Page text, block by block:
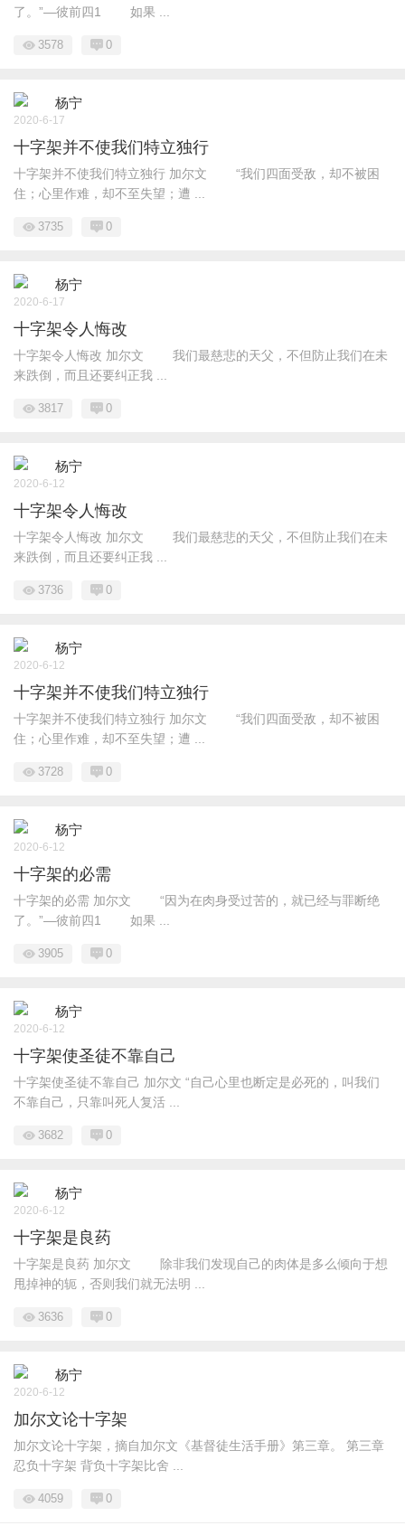
了。”—彼前四1 如果 ...
3578 0
杨宁
2020-6-17
十字架并不使我们特立独行
十字架并不使我们特立独行 加尔文 “我们四面受敌，却不被困
住；心里作难，却不至失望；遭 ...
3735 0
杨宁
2020-6-17
十字架令人悔改
十字架令人悔改 加尔文 我们最慈悲的天父，不但防止我们在未
来跌倒，而且还要纠正我 ...
3817 0
杨宁
2020-6-12
十字架令人悔改
十字架令人悔改 加尔文 我们最慈悲的天父，不但防止我们在未
来跌倒，而且还要纠正我 ...
3736 0
杨宁
2020-6-12
十字架并不使我们特立独行
十字架并不使我们特立独行 加尔文 “我们四面受敌，却不被困
住；心里作难，却不至失望；遭 ...
3728 0
杨宁
2020-6-12
十字架的必需
十字架的必需 加尔文 “因为在肉身受过苦的，就已经与罪断绝
了。”—彼前四1 如果 ...
3905 0
杨宁
2020-6-12
十字架使圣徒不靠自己
十字架使圣徒不靠自己 加尔文 “自己心里也断定是必死的，叫我们
不靠自己，只靠叫死人复活 ...
3682 0
杨宁
2020-6-12
十字架是良药
十字架是良药 加尔文 除非我们发现自己的肉体是多么倾向于想
甩掉神的轭，否则我们就无法明 ...
3636 0
杨宁
2020-6-12
加尔文论十字架
加尔文论十字架，摘自加尔文《基督徒生活手册》第三章。 第三章
忍负十字架 背负十字架比舍 ...
4059 0